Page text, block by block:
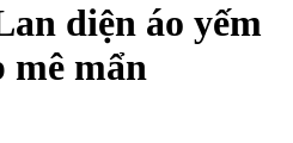
diện áo yếm
mê mẩn